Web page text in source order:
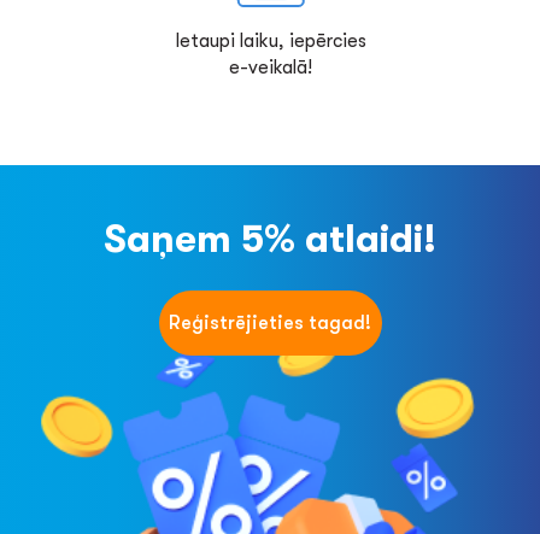
Ietaupi laiku, iepērcies
e-veikalā!
Saņem 5% atlaidi!
Reģistrējieties tagad!